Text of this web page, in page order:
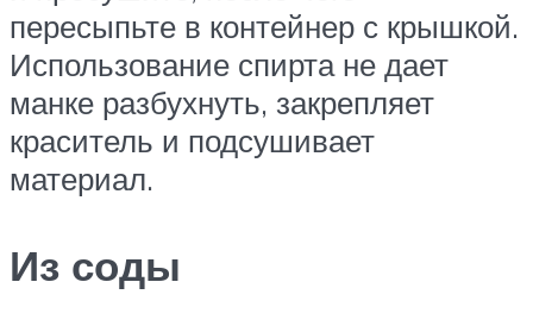
пересыпьте в контейнер с крышкой.
Использование спирта не дает
манке разбухнуть, закрепляет
краситель и подсушивает
материал.
Из соды